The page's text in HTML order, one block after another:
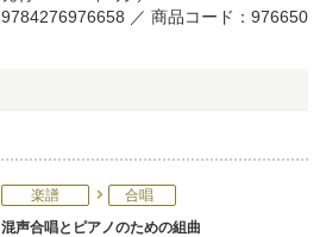
9784276976658 ／ 商品コード：976650
楽譜
合唱
混声合唱とピアノのための組曲